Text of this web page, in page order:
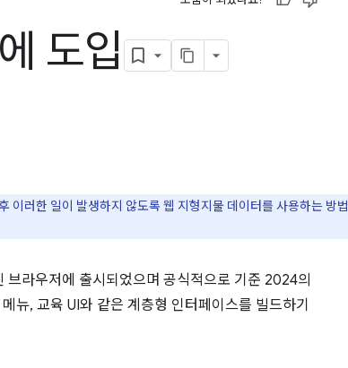
도입
이러한 일이 발생하지 않도록 웹 지형지물 데이터를 사용하는 방법
라우저에 출시되었으며 공식적으로 기준 2024의
뉴, 교육 UI와 같은 계층형 인터페이스를 빌드하기